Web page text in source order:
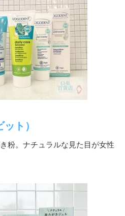
ト）
粉。ナチュラルな見た目が女性